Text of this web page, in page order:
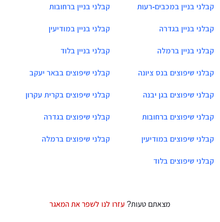
קבלני בניין במכבים-רעות קבלני בניין ברחובות
קבלני בניין בגדרה קבלני בניין במודיעין
קבלני בניין ברמלה קבלני בניין בלוד
קבלני שיפוצים בנס ציונה קבלני שיפוצים בבאר יעקב
קבלני שיפוצים בגן יבנה קבלני שיפוצים בקרית עקרון
קבלני שיפוצים ברחובות קבלני שיפוצים בגדרה
קבלני שיפוצים במודיעין קבלני שיפוצים ברמלה
קבלני שיפוצים בלוד
מצאתם טעות? עזרו לנו לשפר את המאגר